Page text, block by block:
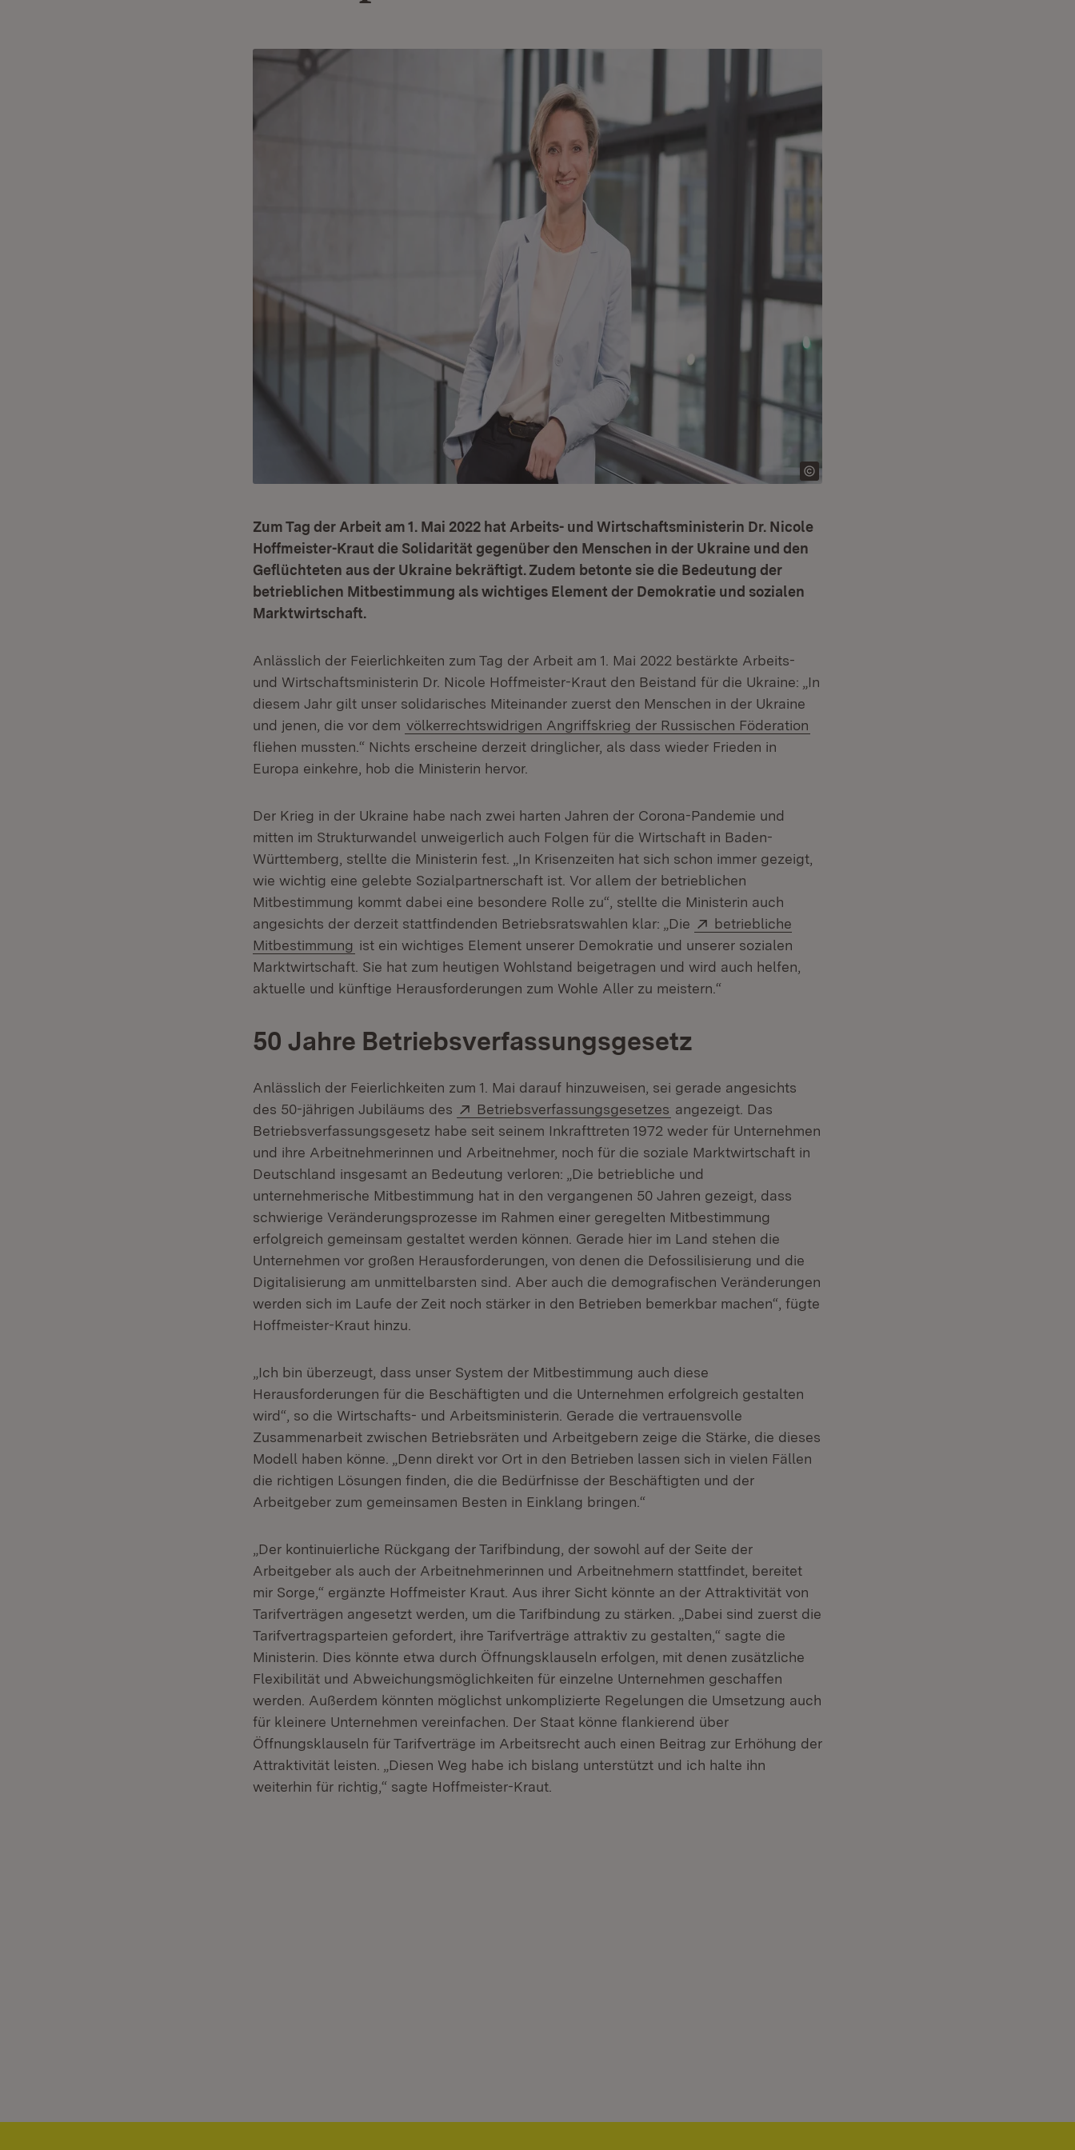
Zum Tag der Arbeit am 1. Mai 2022 hat Arbeits- und Wirtschaftsministerin Dr. Nicole
Hoffmeister-Kraut die Solidarität gegenüber den Menschen in der Ukraine und den
Geflüchteten aus der Ukraine bekräftigt. Zudem betonte sie die Bedeutung der
betrieblichen Mitbestimmung als wichtiges Element der Demokratie und sozialen
Marktwirtschaft.
Anlässlich der Feierlichkeiten zum Tag der Arbeit am 1. Mai 2022 bestärkte Arbeits-
und Wirtschaftsministerin Dr. Nicole Hoffmeister-Kraut den Beistand für die Ukraine: „In
diesem Jahr gilt unser solidarisches Miteinander zuerst den Menschen in der Ukraine
und jenen, die vor dem völkerrechtswidrigen Angriffskrieg der Russischen Föderation
fliehen mussten.“ Nichts erscheine derzeit dringlicher, als dass wieder Frieden in
Europa einkehre, hob die Ministerin hervor.
Der Krieg in der Ukraine habe nach zwei harten Jahren der Corona-Pandemie und
mitten im Strukturwandel unweigerlich auch Folgen für die Wirtschaft in Baden-
Württemberg, stellte die Ministerin fest. „In Krisenzeiten hat sich schon immer gezeigt,
wie wichtig eine gelebte Sozialpartnerschaft ist. Vor allem der betrieblichen
Mitbestimmung kommt dabei eine besondere Rolle zu“, stellte die Ministerin auch
angesichts der derzeit stattfindenden Betriebsratswahlen klar: „Die
Extern:
betriebliche
Mitbestimmung (Öffnet in neuem Fenster)
ist ein wichtiges Element unserer Demokratie und unserer sozialen
Marktwirtschaft. Sie hat zum heutigen Wohlstand beigetragen und wird auch helfen,
aktuelle und künftige Herausforderungen zum Wohle Aller zu meistern.“
50 Jahre Betriebsverfassungsgesetz
Anlässlich der Feierlichkeiten zum 1. Mai darauf hinzuweisen, sei gerade angesichts
des 50-jährigen Jubiläums des
Extern:
Betriebsverfassungsgesetzes (Öffnet in neuem Fenster)
angezeigt. Das
Betriebsverfassungsgesetz habe seit seinem Inkrafttreten 1972 weder für Unternehmen
und ihre Arbeitnehmerinnen und Arbeitnehmer, noch für die soziale Marktwirtschaft in
Deutschland insgesamt an Bedeutung verloren: „Die betriebliche und
unternehmerische Mitbestimmung hat in den vergangenen 50 Jahren gezeigt, dass
schwierige Veränderungsprozesse im Rahmen einer geregelten Mitbestimmung
erfolgreich gemeinsam gestaltet werden können. Gerade hier im Land stehen die
Unternehmen vor großen Herausforderungen, von denen die Defossilisierung und die
Digitalisierung am unmittelbarsten sind. Aber auch die demografischen Veränderungen
werden sich im Laufe der Zeit noch stärker in den Betrieben bemerkbar machen“, fügte
Hoffmeister-Kraut hinzu.
„Ich bin überzeugt, dass unser System der Mitbestimmung auch diese
Herausforderungen für die Beschäftigten und die Unternehmen erfolgreich gestalten
wird“, so die Wirtschafts- und Arbeitsministerin. Gerade die vertrauensvolle
Zusammenarbeit zwischen Betriebsräten und Arbeitgebern zeige die Stärke, die dieses
Modell haben könne. „Denn direkt vor Ort in den Betrieben lassen sich in vielen Fällen
die richtigen Lösungen finden, die die Bedürfnisse der Beschäftigten und der
Arbeitgeber zum gemeinsamen Besten in Einklang bringen.“
„Der kontinuierliche Rückgang der Tarifbindung, der sowohl auf der Seite der
Arbeitgeber als auch der Arbeitnehmerinnen und Arbeitnehmern stattfindet, bereitet
mir Sorge,“ ergänzte Hoffmeister Kraut. Aus ihrer Sicht könnte an der Attraktivität von
Tarifverträgen angesetzt werden, um die Tarifbindung zu stärken. „Dabei sind zuerst die
Tarifvertragsparteien gefordert, ihre Tarifverträge attraktiv zu gestalten,“ sagte die
Ministerin. Dies könnte etwa durch Öffnungsklauseln erfolgen, mit denen zusätzliche
Flexibilität und Abweichungsmöglichkeiten für einzelne Unternehmen geschaffen
werden. Außerdem könnten möglichst unkomplizierte Regelungen die Umsetzung auch
für kleinere Unternehmen vereinfachen. Der Staat könne flankierend über
Öffnungsklauseln für Tarifverträge im Arbeitsrecht auch einen Beitrag zur Erhöhung der
Attraktivität leisten. „Diesen Weg habe ich bislang unterstützt und ich halte ihn
weiterhin für richtig,“ sagte Hoffmeister-Kraut.